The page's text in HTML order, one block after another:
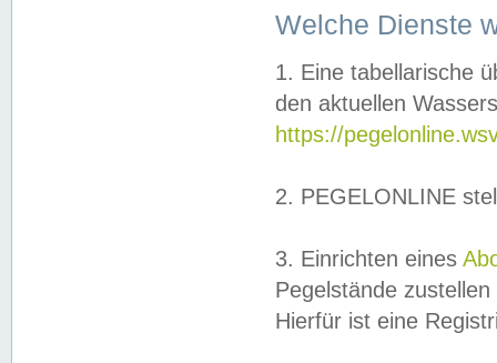
Welche Dienste
1. Eine tabellarische
den aktuellen
https://
2. PEGELONLINE
3. Einrichten eines
Pegelstände
Hierfür ist eine